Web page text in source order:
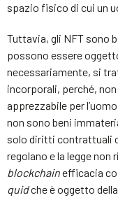
spazio fisico di cui un
Tuttavia, gli NFT sono
possono essere
necessariamente, si
incorporali, perché,
apprezzabile per
non sono beni
solo diritti contrattuali
regolano e la legge
blockchainefficacia
quidche è oggetto